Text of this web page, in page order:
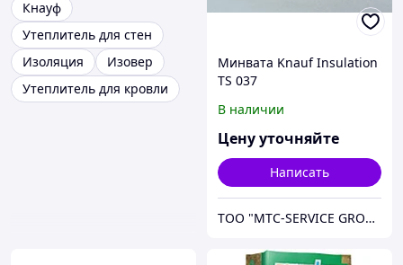
Кнауф
Утеплитель для стен
Изоляция
Изовер
Утеплитель для кровли
Минвата Knauf Insulation
TS 037
В наличии
Цену уточняйте
Написать
ТОО "МТС-SERVICE GROUP"